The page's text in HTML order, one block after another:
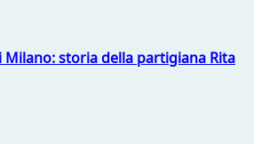
Milano: storia della partigiana Rita